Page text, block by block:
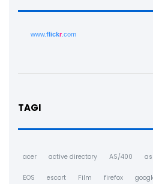
www.flickr.com
TAGI
acer active directory AS/400
EOS escort Film firefox